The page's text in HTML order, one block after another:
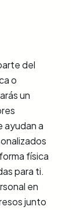
del
o
un
ayudan a
física
para ti.
en
junto